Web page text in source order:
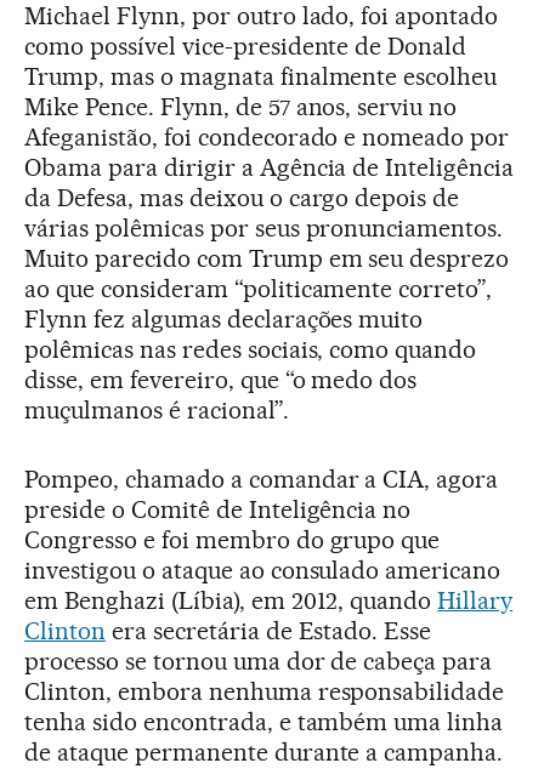
Michael Flynn, por outro lado, foi apontado
como possível vice-presidente de Donald
Trump, mas o magnata finalmente escolheu
Mike Pence. Flynn, de 57 anos, serviu no
Afeganistão, foi condecorado e nomeado por
Obama para dirigir a Agência de Inteligência
da Defesa, mas deixou o cargo depois de
várias polêmicas por seus pronunciamentos.
Muito parecido com Trump em seu desprezo
ao que consideram “politicamente correto”,
Flynn fez algumas declarações muito
polêmicas nas redes sociais, como quando
disse, em fevereiro, que “o medo dos
muçulmanos é racional”.
Pompeo, chamado a comandar a CIA, agora
preside o Comitê de Inteligência no
Congresso e foi membro do grupo que
investigou o ataque ao consulado americano
em Benghazi (Líbia), em 2012, quandoHillary
Clinton era secretária de Estado. Esse
processo se tornou uma dor de cabeça para
Clinton, embora nenhuma responsabilidade
tenha sido encontrada, e também uma linha
de ataque permanente durante a campanha.